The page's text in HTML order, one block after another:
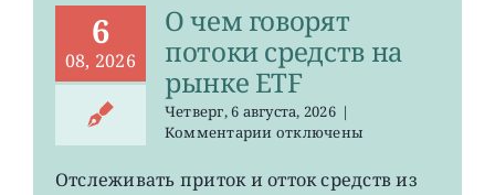
6
08, 2026
О чем говорят
потоки средств на
рынке ETF
Четверг, 6 августа, 2026 |
Комментариик
О
отключены
Отслеживать приток и отток средств из